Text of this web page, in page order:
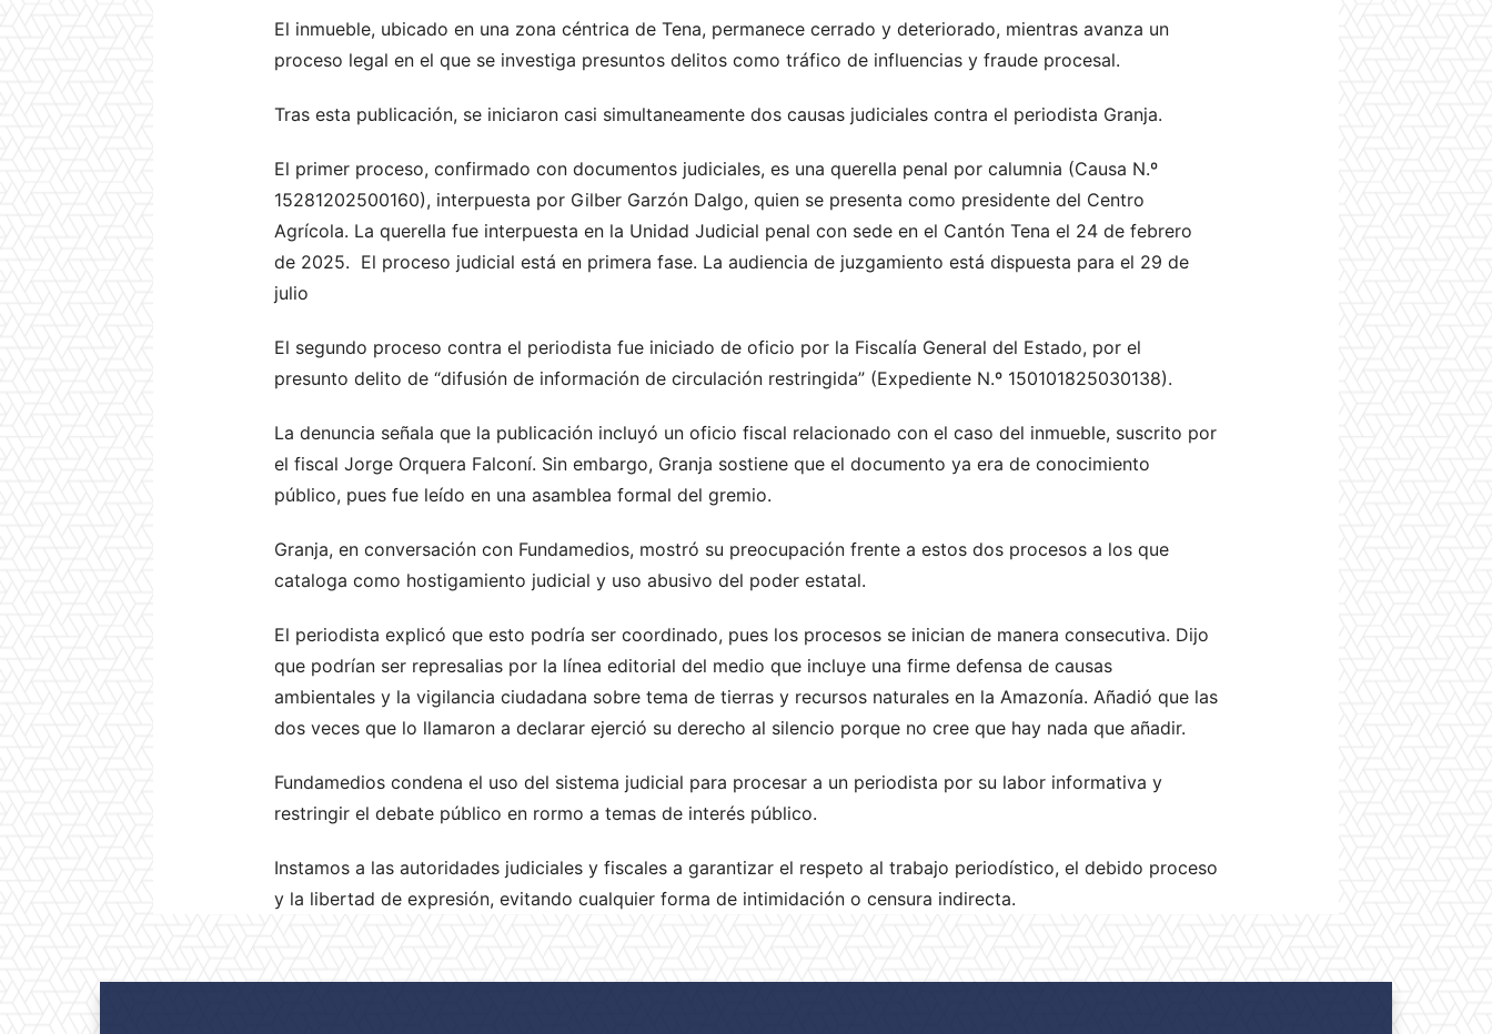
El inmueble, ubicado en una zona céntrica de Tena, permanece cerrado y deteriorado, mientras avanza un
proceso legal en el que se investiga presuntos delitos como tráfico de influencias y fraude procesal.
Tras esta publicación, se iniciaron casi simultaneamente dos causas judiciales contra el periodista Granja.
El primer proceso, confirmado con documentos judiciales, es una querella penal por calumnia (Causa N.º
15281202500160), interpuesta por Gilber Garzón Dalgo, quien se presenta como presidente del Centro
Agrícola. La querella fue interpuesta en la Unidad Judicial penal con sede en el Cantón Tena el 24 de febrero
de 2025. El proceso judicial está en primera fase. La audiencia de juzgamiento está dispuesta para el 29 de
julio
El segundo proceso contra el periodista fue iniciado de oficio por la Fiscalía General del Estado, por el
presunto delito de “difusión de información de circulación restringida” (Expediente N.º 150101825030138).
La denuncia señala que la publicación incluyó un oficio fiscal relacionado con el caso del inmueble, suscrito por
el fiscal Jorge Orquera Falconí. Sin embargo, Granja sostiene que el documento ya era de conocimiento
público, pues fue leído en una asamblea formal del gremio.
Granja, en conversación con Fundamedios, mostró su preocupación frente a estos dos procesos a los que
cataloga como hostigamiento judicial y uso abusivo del poder estatal.
El periodista explicó que esto podría ser coordinado, pues los procesos se inician de manera consecutiva. Dijo
que podrían ser represalias por la línea editorial del medio que incluye una firme defensa de causas
ambientales y la vigilancia ciudadana sobre tema de tierras y recursos naturales en la Amazonía. Añadió que las
dos veces que lo llamaron a declarar ejerció su derecho al silencio porque no cree que hay nada que añadir.
Fundamedios condena el uso del sistema judicial para procesar a un periodista por su labor informativa y
restringir el debate público en rormo a temas de interés público.
Instamos a las autoridades judiciales y fiscales a garantizar el respeto al trabajo periodístico, el debido proceso
y la libertad de expresión, evitando cualquier forma de intimidación o censura indirecta.